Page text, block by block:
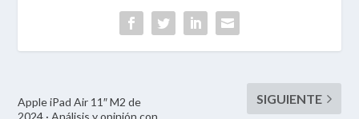
Apple iPad Air 11″ M2 de